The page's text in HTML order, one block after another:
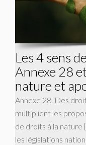
Les 4 sens
Annexe 28
nature et
Annexe 28. Des
multiplient les
de droits à la nature
les législations